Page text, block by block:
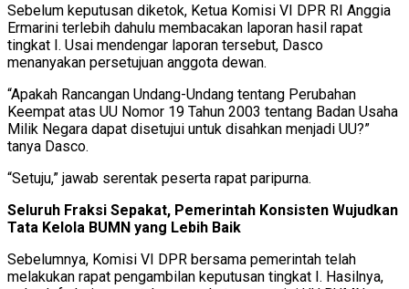
Sebelum keputusan diketok, Ketua Komisi VI DPR RI Anggia
Ermarini terlebih dahulu membacakan laporan hasil rapat
tingkat I. Usai mendengar laporan tersebut, Dasco
menanyakan persetujuan anggota dewan.
“Apakah Rancangan Undang-Undang tentang Perubahan
Keempat atas UU Nomor 19 Tahun 2003 tentang Badan Usaha
Milik Negara dapat disetujui untuk disahkan menjadi UU?”
tanya Dasco.
“Setuju,” jawab serentak peserta rapat paripurna.
Seluruh Fraksi Sepakat, Pemerintah Konsisten Wujudkan
Tata Kelola BUMN yang Lebih Baik
Sebelumnya, Komisi VI DPR bersama pemerintah telah
melakukan rapat pengambilan keputusan tingkat I. Hasilnya,